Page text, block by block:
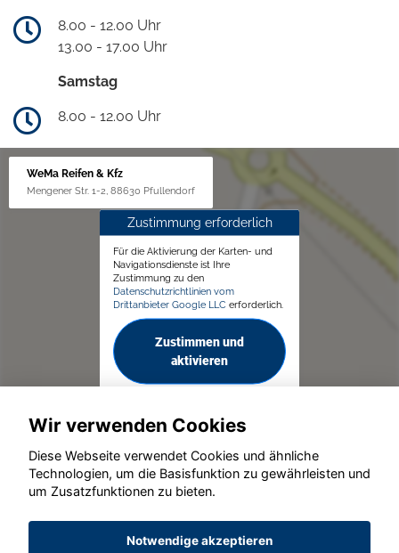
8.00 - 12.00 Uhr
13.00 - 17.00 Uhr
Samstag
8.00 - 12.00 Uhr
WeMa Reifen & Kfz
Mengener Str. 1-2, 88630 Pfullendorf
Zustimmung erforderlich
Für die Aktivierung der Karten- und
Navigationsdienste ist Ihre
Zustimmung zu den
Datenschutzrichtlinien vom
Drittanbieter Google LLC erforderlich.
Zustimmen und
aktivieren
© konjunkturmotor.de GmbH 2020 - 2026
Wir verwenden Cookies
Diese Webseite verwendet Cookies und ähnliche
Technologien, um die Basisfunktion zu gewährleisten und
um Zusatzfunktionen zu bieten.
Notwendige akzeptieren